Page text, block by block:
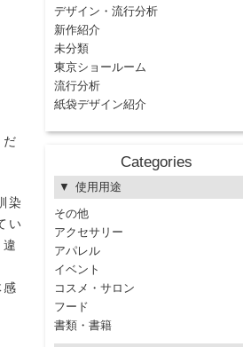
染
い
デザイン・流行分析
新作紹介
未分類
東京ショールーム
流行分析
紙袋デザイン紹介
Categories
使用用途
その他
アクセサリー
アパレル
イベント
コスメ・サロン
フード
書類・書籍